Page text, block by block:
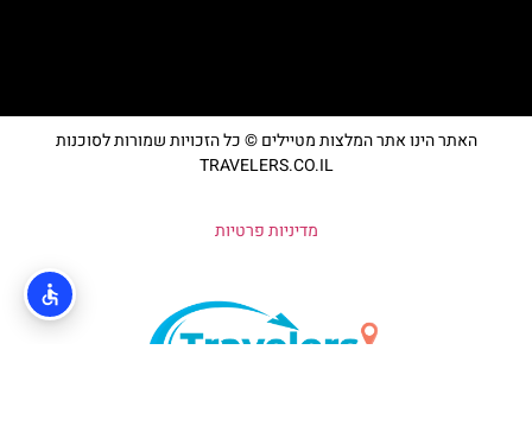
האתר הינו אתר המלצות מטיילים © כל הזכויות שמורות לסוכנות
TRAVELERS.CO.IL
מדיניות פרטיות